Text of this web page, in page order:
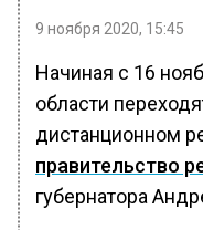
9 ноября 2020, 15:45
Начиная с 16
области
дистанционном
правительство
губернатора